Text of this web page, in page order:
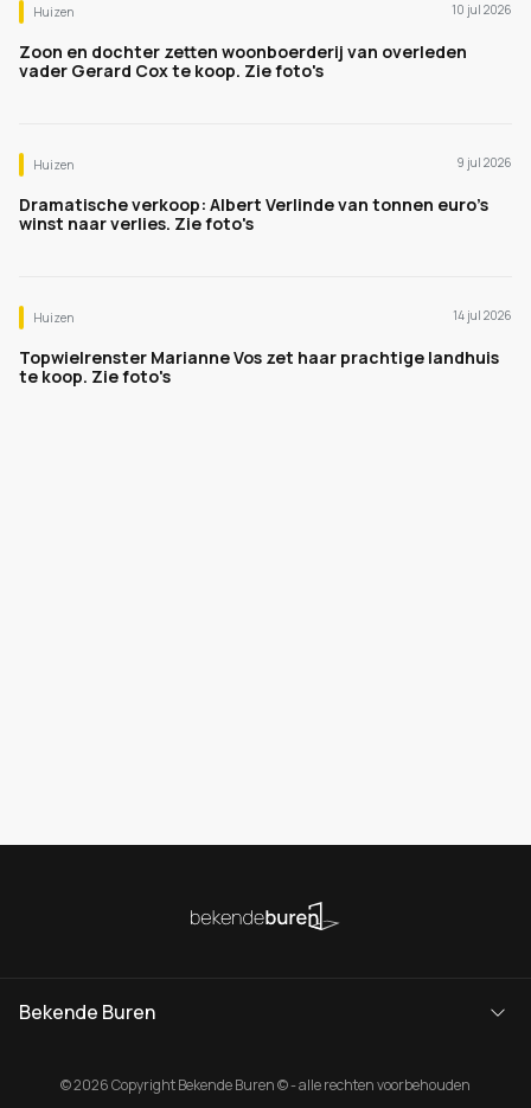
Huizen 10 jul 2026
Zoon en dochter zetten woonboerderij van overleden
vader Gerard Cox te koop. Zie foto's
Huizen 9 jul 2026
Dramatische verkoop: Albert Verlinde van tonnen euro's
winst naar verlies. Zie foto's
Huizen 14 jul 2026
Topwielrenster Marianne Vos zet haar prachtige landhuis
te koop. Zie foto's
Bekende Buren
© 2026 Copyright Bekende Buren © - alle rechten voorbehouden